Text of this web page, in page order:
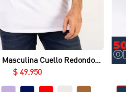
Vista rápida
Masculina Cuello Redondo
en Lycra Fría
$ 49.950